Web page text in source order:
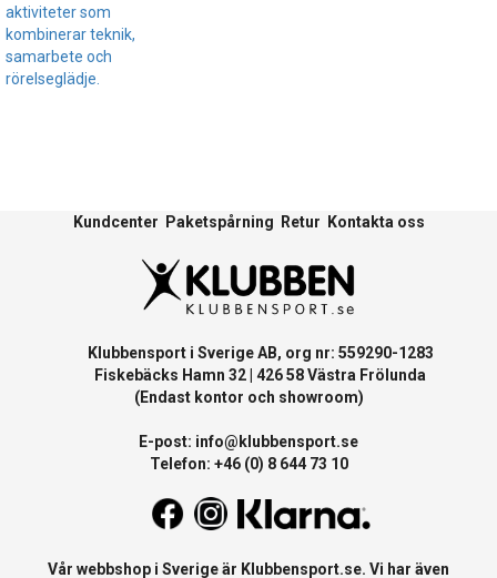
aktiviteter som
kombinerar teknik,
samarbete och
rörelseglädje.
Kundcenter Paketspårning Retur Kontakta oss
Klubbensport i Sverige AB, org nr: 559290-1283
Fiskebäcks Hamn 32 | 426 58 Västra Frölunda
(Endast kontor och showroom)
E-post: info@klubbensport.se
Telefon: +46 (0) 8 644 73 10
Vår webbshop i Sverige är Klubbensport.se. Vi har även